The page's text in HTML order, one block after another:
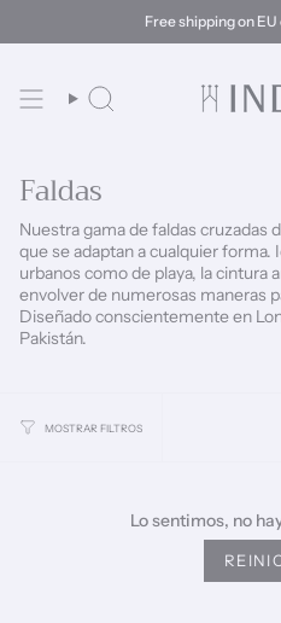
Free shipping on
Búsqueda
Faldas
Nuestra gama de faldas cruzadas
que se adaptan a cualquier forma.
urbanos como de playa, la cintura
envolver de numerosas maneras
Diseñado conscientemente en
Pakistán.
MOSTRAR FILTROS
Lo sentimos, no